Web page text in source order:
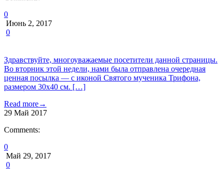
0
Июнь 2, 2017
0
Здравствуйте, многоуважаемые посетители данной страницы.
Во вторник этой недели, нами была отправлена очередная
ценная посылка — с иконой Святого мученика Трифона,
размером 30х40 см. […]
Read more→
29 Май 2017
Comments:
0
Май 29, 2017
0